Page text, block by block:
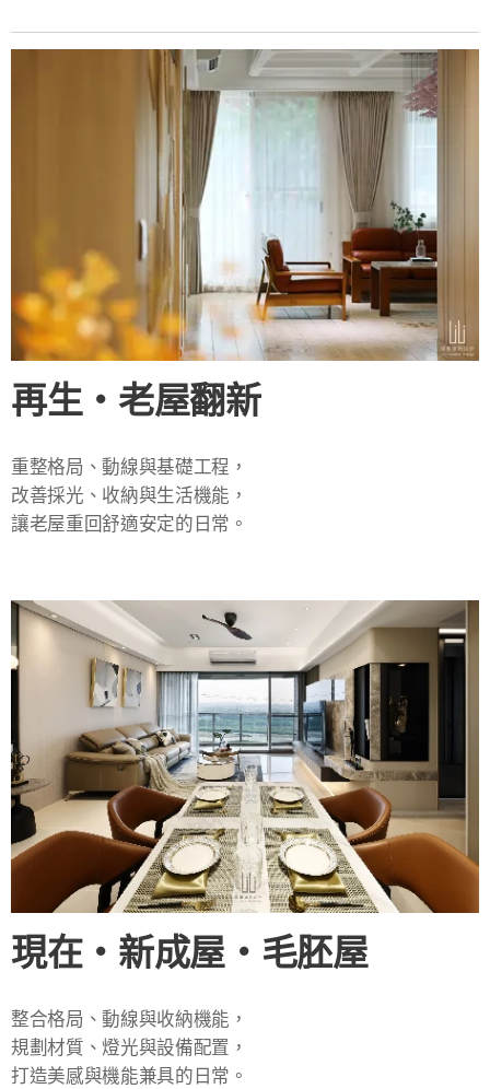
再生・老屋翻新
重整格局、動線與基礎工程，
改善採光、收納與生活機能，
讓老屋重回舒適安定的日常。
現在・新成屋・毛胚屋
整合格局、動線與收納機能，
規劃材質、燈光與設備配置，
打造美感與機能兼具的日常。